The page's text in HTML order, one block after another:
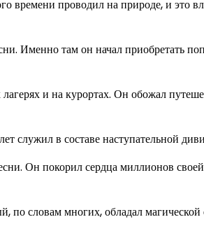
проводил на природе, и это
Именно там он начал приобретать
и на курортах. Он обожал
служил в составе наступательной
Он покорил сердца миллионов
по словам многих, обладал